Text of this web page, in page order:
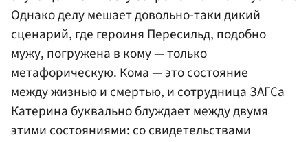
Однако делу мешает довольно-таки дикий
сценарий, где героиня Пересильд, подобно
мужу, погружена в кому — только
метафорическую. Кома — это состояние
между жизнью и смертью, и сотрудница ЗАГСа
Катерина буквально блуждает между двумя
этими состояниями: со свидетельствами